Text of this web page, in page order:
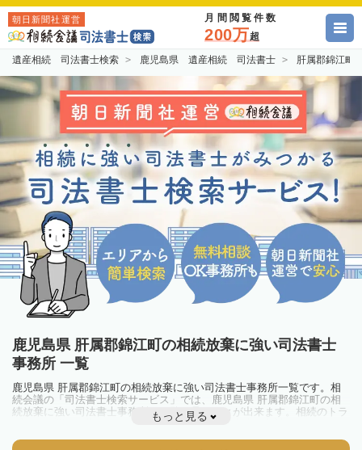
朝日新聞社運営 月間閲覧件数
200万超
遺産相続 司法書士検索 鹿児島県 遺産相続 司法書士 肝属郡錦江
鹿児島県 肝属郡錦江町の相続放棄に強い司法書士
事務所 一覧
鹿児島県 肝属郡錦江町の相続放棄に強い司法書士事務所一覧です。相
続会議の「司法書士検索サービス」では、鹿児島県 肝属郡錦江町の相
続放棄に強い司法書士事務所を一覧で見ることが出来ます。相続のトラ
ブルやお悩みを抱えている方は一度近隣の司法書士に相談してみましょ
もっと見る